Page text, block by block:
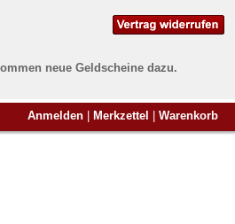
neue Geldscheine dazu.
Sie Banknoten
Anmelden Merkzettel Warenkorb